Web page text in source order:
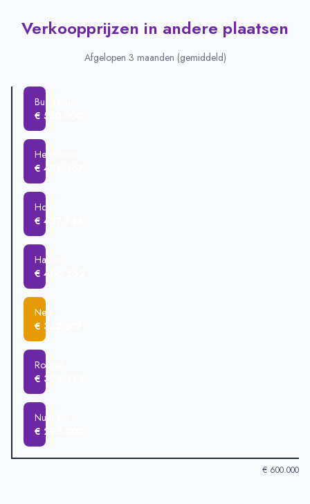
Verkoopprijzen in andere plaatsen
Afgelopen 3 maanden (gemiddeld)
Buggenum
€ 550.000
Heythuysen
€ 488.367
Horn
€ 427.948
Haelen
€ 406.262
Neer
€ 352.507
Roggel
€ 323.333
Nunhem
€ 295.000
€ 600.000